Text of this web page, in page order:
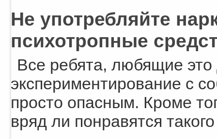
Не употребляйте
психотропные
Все ребята, любящие
экспериментирование с
просто опасным. Кроме
вряд ли понравятся